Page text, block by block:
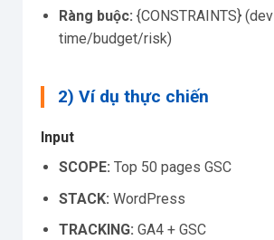
Ràng buộc: {CONSTRAINTS} (dev
time/budget/risk)
2) Ví dụ thực chiến
Input
SCOPE: Top 50 pages GSC
STACK: WordPress
TRACKING: GA4 + GSC